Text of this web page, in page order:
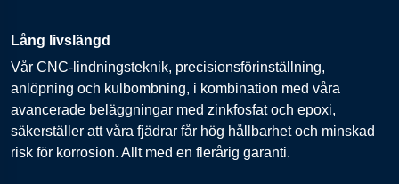
Lång livslängd
Vår CNC-lindningsteknik, precisionsförinställning,
anlöpning och kulbombning, i kombination med våra
avancerade beläggningar med zinkfosfat och epoxi,
säkerställer att våra fjädrar får hög hållbarhet och minskad
risk för korrosion. Allt med en flerårig garanti.